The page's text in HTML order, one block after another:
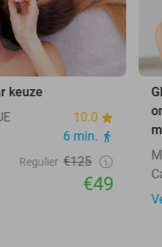
keuze
10.0
6 min.
Regulier €125
€49